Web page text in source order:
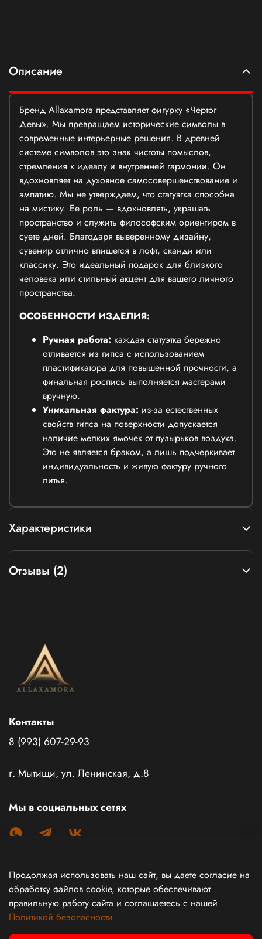
Описание
Бренд Allaxamora представляет фигурку «Чертог
Девы». Мы превращаем исторические символы в
современные интерьерные решения. В древней
системе символов это знак чистоты помыслов,
стремления к идеалу и внутренней гармонии. Он
вдохновляет на духовное самосовершенствование и
эмпатию. Мы не утверждаем, что статуэтка способна
на мистику. Ее роль — вдохновлять, украшать
пространство и служить философским ориентиром в
суете дней. Благодаря выверенному дизайну,
сувенир отлично впишется в лофт, сканди или
классику. Это идеальный подарок для близкого
человека или стильный акцент для вашего личного
пространства.
ОСОБЕННОСТИ ИЗДЕЛИЯ:
Ручная работа: каждая статуэтка бережно
отливается из гипса с использованием
пластификатора для повышенной прочности, а
финальная роспись выполняется мастерами
вручную.
Уникальная фактура: из-за естественных
свойств гипса на поверхности допускается
наличие мелких ямочек от пузырьков воздуха.
Это не является браком, а лишь подчеркивает
индивидуальность и живую фактуру ручного
литья.
Характеристики
Отзывы (2)
Каталог товаров
Информация
Контакты
8 (993) 607-29-93
г. Мытищи, ул. Ленинская, д.8
Мы в социальных сетях
Продолжая использовать наш сайт, вы даете согласие на
обработку файлов cookie, которые обеспечивают
правильную работу сайта и соглашаетесь с нашей
Политикой безопасности